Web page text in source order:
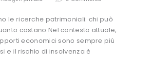
le ricerche patrimoniali: chi può
costano Nel contesto attuale,
economici sono sempre più
e il rischio di insolvenza è